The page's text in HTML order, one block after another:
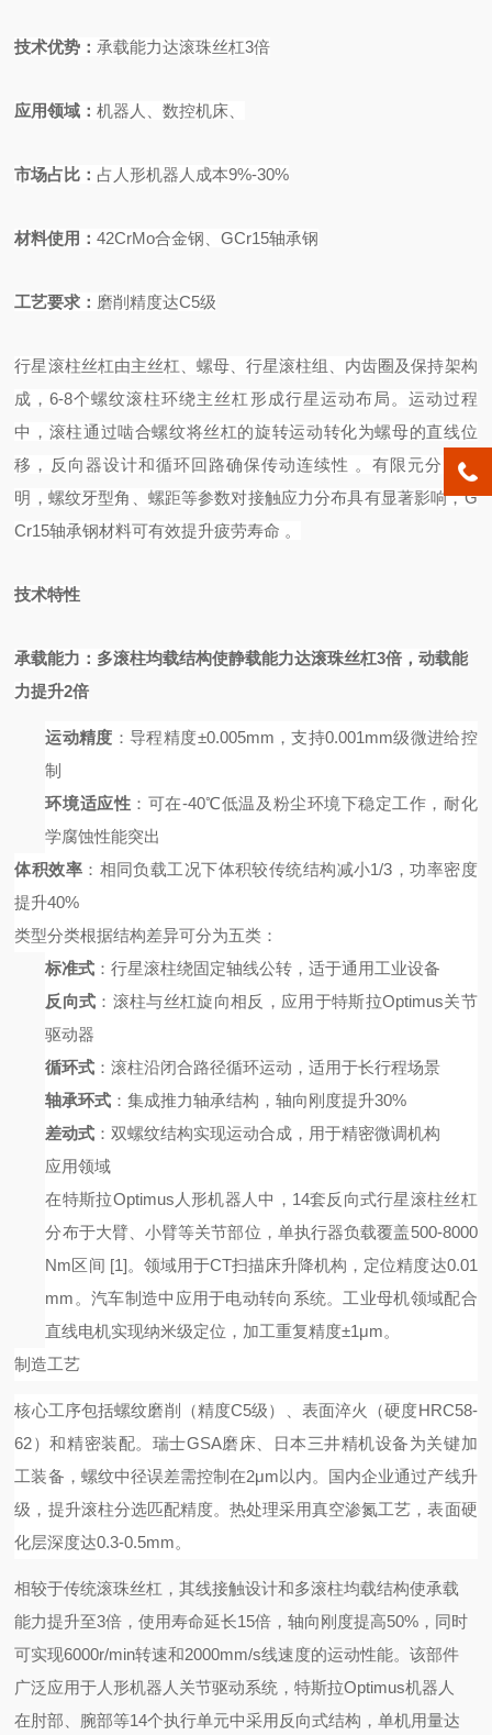
技术优势 ： 承载能力达滚珠丝杠3倍
应用领域 ：机器人、数控机床、
市场占比 ： 占人形机器人成本9%-30%
材料使用：42CrMo合金钢、GCr15轴承钢
工艺要求 ： 磨削精度达C5级
行星滚柱丝杠由主丝杠、螺母、行星滚柱组、内齿圈及保持架构
成，6-8个螺纹滚柱环绕主丝杠形成行星运动布局。运动过程
中，滚柱通过啮合螺纹将丝杠的旋转运动转化为螺母的直线位
移，反向器设计和循环回路确保传动连续性 。有限元分析表
明，螺纹牙型角、螺距等参数对接触应力分布具有显著影响，G
Cr15轴承钢材料可有效提升疲劳寿命 。
技术特性
承载能力 ：多滚柱均载结构使静载能力达滚珠丝杠3倍，动载能
力提升2倍
运动精度 ：导程精度±0.005mm，支持0.001mm级微进给控
制
环境适应性 ：可在-40℃低温及粉尘环境下稳定工作，耐化
学腐蚀性能突出
体积效率 ：相同负载工况下体积较传统结构减小1/3，功率密度
提升40%
类型分类根据结构差异可分为五类：
标准式 ：行星滚柱绕固定轴线公转，适于通用工业设备
反向式 ：滚柱与丝杠旋向相反，应用于特斯拉Optimus关节
驱动器
循环式 ：滚柱沿闭合路径循环运动，适用于长行程场景
轴承环式 ：集成推力轴承结构，轴向刚度提升30%
差动式 ：双螺纹结构实现运动合成，用于精密微调机构
应用领域
在特斯拉Optimus人形机器人中，14套反向式行星滚柱丝杠
分布于大臂、小臂等关节部位，单执行器负载覆盖500-8000
Nm区间 [1]。领域用于CT扫描床升降机构，定位精度达0.01
mm。汽车制造中应用于电动转向系统。工业母机领域配合
直线电机实现纳米级定位，加工重复精度±1μm。
制造工艺
核心工序包括螺纹磨削（精度C5级）、表面淬火（硬度HRC58-
62）和精密装配。瑞士GSA磨床、日本三井精机设备为关键加
工装备，螺纹中径误差需控制在2μm以内。国内企业通过产线升
级，提升滚柱分选匹配精度。热处理采用真空渗氮工艺，表面硬
化层深度达0.3-0.5mm。
相较于传统滚珠丝杠，其线接触设计和多滚柱均载结构使承载
能力提升至3倍，使用寿命延长15倍，轴向刚度提高50%，同时
可实现6000r/min转速和2000mm/s线速度的运动性能。该部件
广泛应用于人形机器人关节驱动系统，特斯拉Optimus机器人
在肘部、腕部等14个执行单元中采用反向式结构，单机用量达